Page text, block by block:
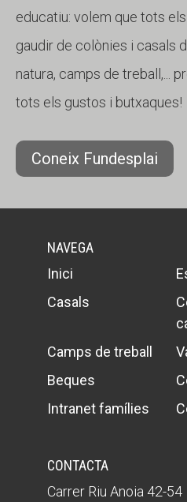
educatiu: volem que tots
gaudir de colònies i casals
natura, camps de treball,...
tots els gustos i butxaques!
Coneix Fundesplai
NAVEGA
Inici
Casals
Camps de treball
Beques
Intranet famílies
CONTACTA
Carrer Riu Anoia 42-54